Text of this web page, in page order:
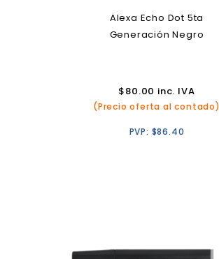
Alexa Echo Dot 5ta
Generación Negro
$80.00 inc. IVA
(Precio oferta al contado)
PVP: $86.40